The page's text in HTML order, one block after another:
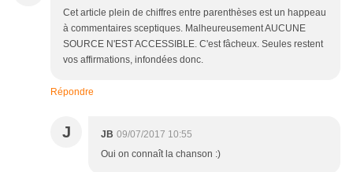
Cet article plein de chiffres entre parenthèses est un happeau
à commentaires sceptiques. Malheureusement AUCUNE
SOURCE N'EST ACCESSIBLE. C'est fâcheux. Seules restent
vos affirmations, infondées donc.
Répondre
J JB 09/07/2017 10:55
Oui on connaît la chanson :)